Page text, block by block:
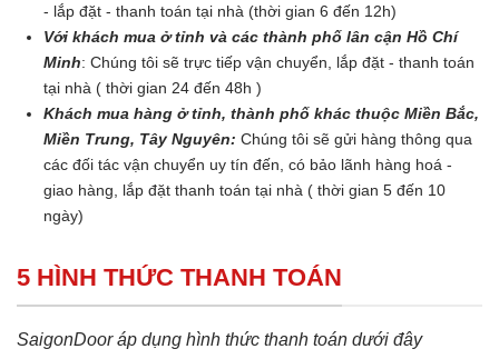
- lắp đặt - thanh toán tại nhà (thời gian 6 đến 12h)
Với khách mua ở tỉnh và các thành phố lân cận Hồ Chí
Minh: Chúng tôi sẽ trực tiếp vận chuyển, lắp đặt - thanh toán
tại nhà ( thời gian 24 đến 48h )
Khách mua hàng ở tỉnh, thành phố khác thuộc Miền Bắc,
Miền Trung, Tây Nguyên: Chúng tôi sẽ gửi hàng thông qua
các đối tác vận chuyển uy tín đến, có bảo lãnh hàng hoá -
giao hàng, lắp đặt thanh toán tại nhà ( thời gian 5 đến 10
ngày)
5 HÌNH THỨC THANH TOÁN
SaigonDoor áp dụng hình thức thanh toán dưới đây